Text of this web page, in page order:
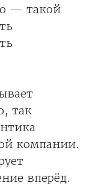
— такой
так
компании.
вперёд.